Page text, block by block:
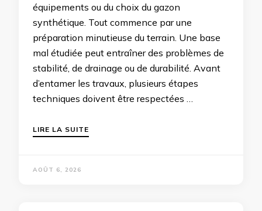
équipements ou du choix du gazon
synthétique. Tout commence par une
préparation minutieuse du terrain. Une base
mal étudiée peut entraîner des problèmes de
stabilité, de drainage ou de durabilité. Avant
d’entamer les travaux, plusieurs étapes
techniques doivent être respectées …
LIRE LA SUITE
AOÛT 6, 2026